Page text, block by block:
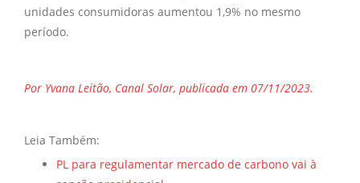
unidades consumidoras aumentou 1,9% no mesmo
período.
Por Yvana Leitão, Canal Solar, publicada em 07/11/2023.
Leia Também:
PL para regulamentar mercado de carbono vai à